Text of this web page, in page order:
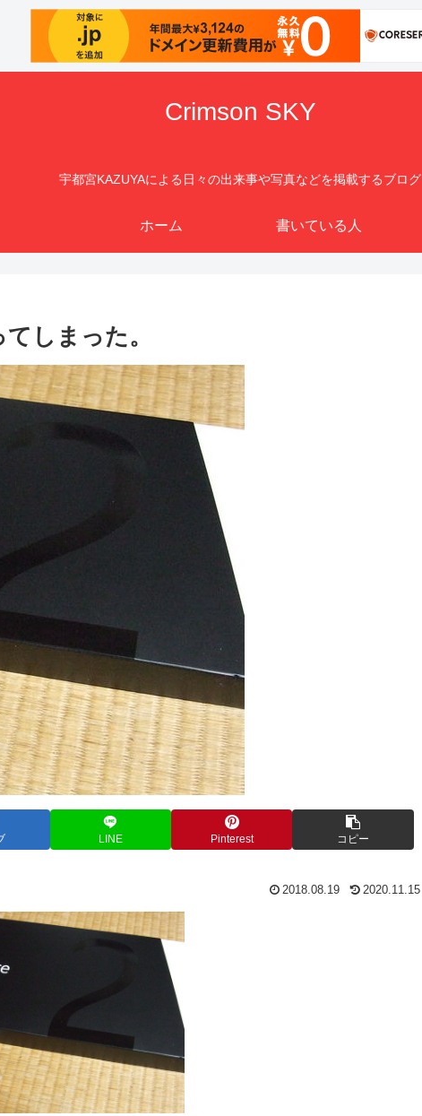
Crimson SKY
宇都宮KAZUYAによる日々の出来事や写真などを掲載するブログ
ホーム 書いている人
しまった。
LINE Pinterest コピー
2018.08.19 2020.11.15